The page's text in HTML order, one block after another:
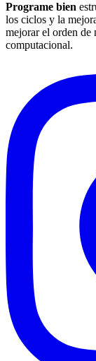
Programe bien
los ciclos y la
mejorar el orden de
computacional.